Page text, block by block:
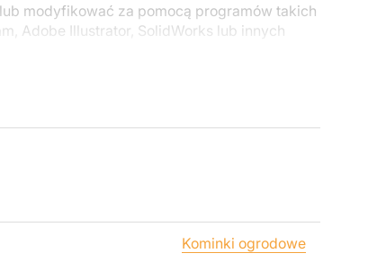
modyfikować za pomocą programów takich
Adobe Illustrator, SolidWorks lub innych
nowoczesnej estetyce i łatwym montażu, aby
gotowych produktów zarówno do
bądź zmodyfikowanych plików jest
Kominki ogrodowe